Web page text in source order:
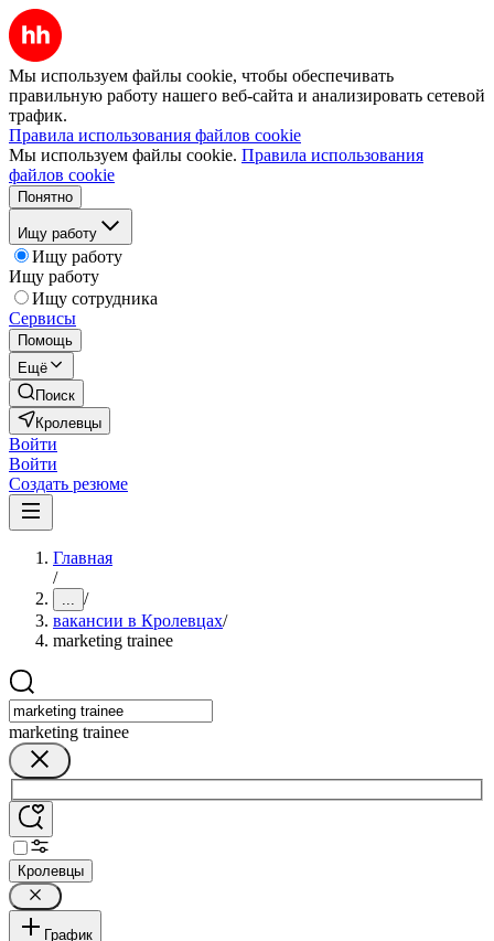
Мы используем файлы cookie, чтобы обеспечивать
правильную работу нашего веб-сайта и анализировать сетевой
трафик.
Правила использования файлов cookie
Мы используем файлы cookie. Правила использования
файлов cookie
Понятно
Ищу работу
Ищу работу
Ищу работу
Ищу сотрудника
Сервисы
Помощь
Ещё
Поиск
Кролевцы
Войти
Войти
Создать резюме
Главная
/
... /
вакансии в Кролевцах/
marketing trainee
marketing trainee
Кролевцы
График